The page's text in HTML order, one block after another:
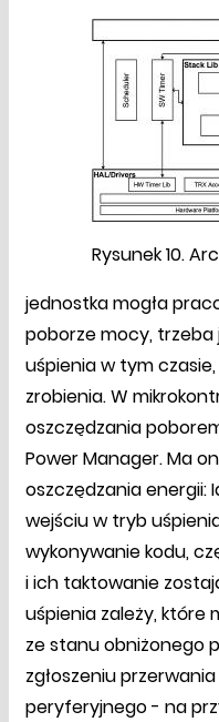
Rysunek 10.
jednostka mogła
poborze mocy,
uśpienia w tym
zrobienia. W
oszczędzania
Power Manager. Ma
oszczędzania energii:
wejściu w tryb
wykonywanie kodu,
i ich taktowanie
uśpienia zależy, które
ze stanu obniżonego
zgłoszeniu
peryferyjnego - na